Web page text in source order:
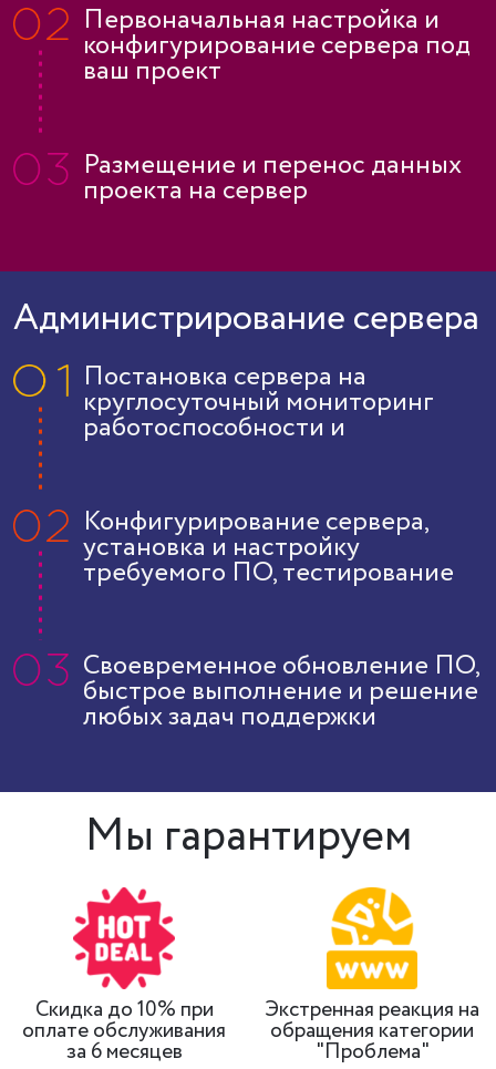
Первоначальная настройка и
конфигурирование сервера под
ваш проект
Размещение и перенос данных
проекта на сервер
Администрирование сервера
Постановка сервера на
круглосуточный мониторинг
работоспособности и
производительности
Конфигурирование сервера,
установка и настройку
требуемого ПО, тестирование
Своевременное обновление ПО,
быстрое выполнение и решение
любых задач поддержки
Мы гарантируем
Скидка до 10% при
оплате обслуживания
за 6 месяцев
Экстренная реакция на
обращения категории
"Проблема"